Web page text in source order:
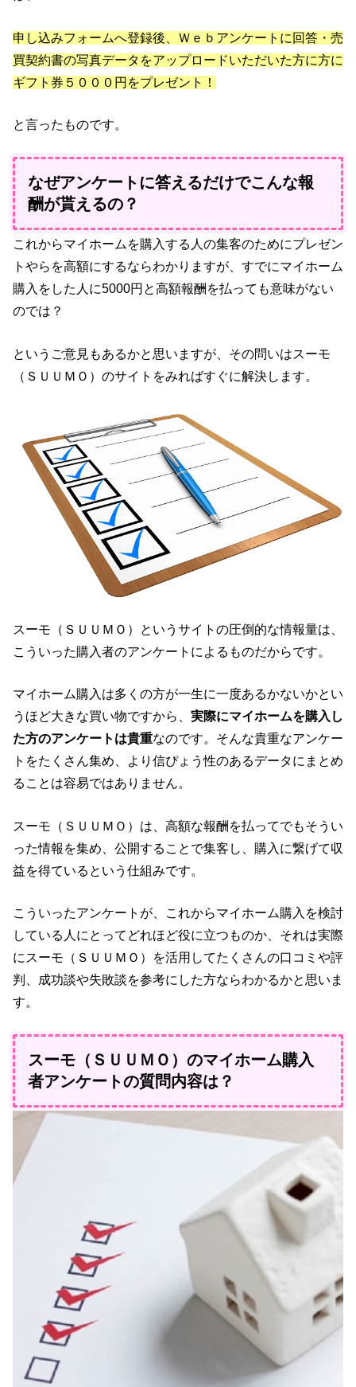
申し込みフォームへ登録後、Ｗｅｂアンケートに回答・売
買契約書の写真データをアップロードいただいた方に方に
ギフト券５０００円をプレゼント！
と言ったものです。
なぜアンケートに答えるだけでこんな報
酬が貰えるの？
これからマイホームを購入する人の集客のためにプレゼン
トやらを高額にするならわかりますが、すでにマイホーム
購入をした人に5000円と高額報酬を払っても意味がない
のでは？
というご意見もあるかと思いますが、その問いはスーモ
（ＳＵＵＭＯ）のサイトをみればすぐに解決します。
スーモ（ＳＵＵＭＯ）というサイトの圧倒的な情報量は、
こういった購入者のアンケートによるものだからです。
マイホーム購入は多くの方が一生に一度あるかないかとい
うほど大きな買い物ですから、 実際にマイホームを購入し
た方のアンケートは貴重なのです。そんな貴重なアンケー
トをたくさん集め、より信ぴょう性のあるデータにまとめ
ることは容易ではありません。
スーモ（ＳＵＵＭＯ）は、高額な報酬を払ってでもそうい
った情報を集め、公開することで集客し、購入に繋げて収
益を得ているという仕組みです。
こういったアンケートが、これからマイホーム購入を検討
している人にとってどれほど役に立つものか、それは実際
にスーモ（ＳＵＵＭＯ）を活用してたくさんの口コミや評
判、成功談や失敗談を参考にした方ならわかるかと思いま
す。
スーモ（ＳＵＵＭＯ）のマイホーム購入
者アンケートの質問内容は？